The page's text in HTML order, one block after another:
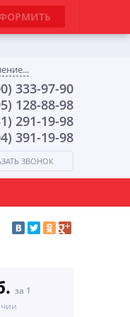
333-97-90
128-88-98
291-19-98
391-19-98
ЗВОНОК
за 1